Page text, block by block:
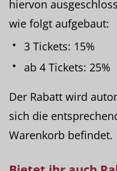
hiervon
wie folgt aufgebaut:
3 Tickets: 15%
ab 4 Tickets: 25%
Der Rabatt wird
sich die
Warenkorb befindet.